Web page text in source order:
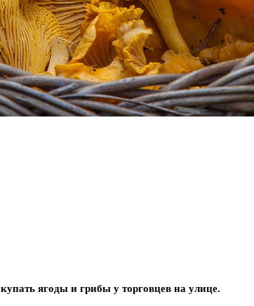
ягоды и грибы у торговцев на улице.